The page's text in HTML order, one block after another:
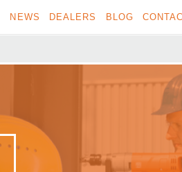
NEWS DEALERS BLOG